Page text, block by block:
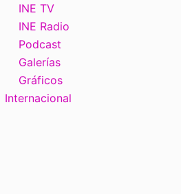
INE TV
INE Radio
Podcast
Galerías
Gráficos
Internacional